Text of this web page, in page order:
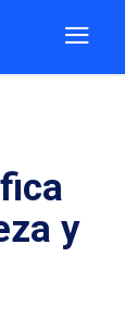
y